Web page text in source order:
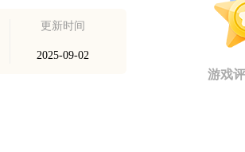
更新时间
2025-09-02
游戏